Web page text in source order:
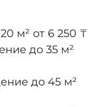
м² от 6 250 ₸
до 35 м²
до 45 м²